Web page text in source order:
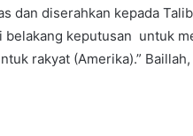
dan diserahkan kepada
keputusan untuk
rakyat (Amerika).”